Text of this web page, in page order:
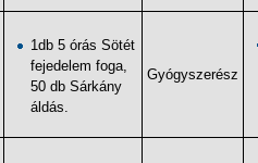
1db 5 órás Sötét
fejedelem foga,
50 db Sárkány
áldás.
Gyógyszerész